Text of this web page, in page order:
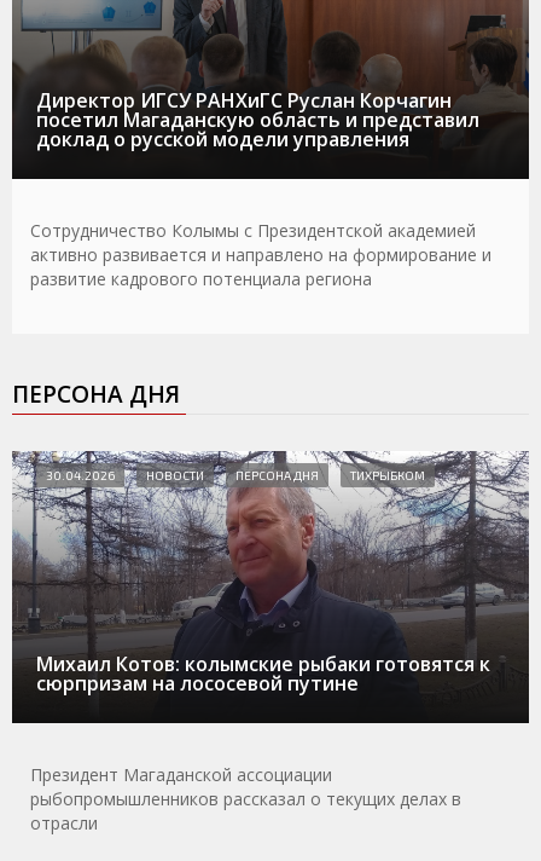
Директор ИГСУ РАНХиГС Руслан Корчагин
посетил Магаданскую область и представил
доклад о русской модели управления
Сотрудничество Колымы с Президентской академией
активно развивается и направлено на формирование и
развитие кадрового потенциала региона
ПЕРСОНА ДНЯ
Михаил Котов: колымские рыбаки готовятся к
сюрпризам на лососевой путине
30.04.2026 НОВОСТИ ПЕРСОНА ДНЯ ТИХРЫБКОМ
Президент Магаданской ассоциации
рыбопромышленников рассказал о текущих делах в
отрасли